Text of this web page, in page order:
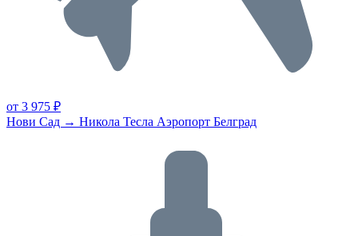
от 3 975 ₽
Нови Сад → Никола Тесла Аэропорт Белград